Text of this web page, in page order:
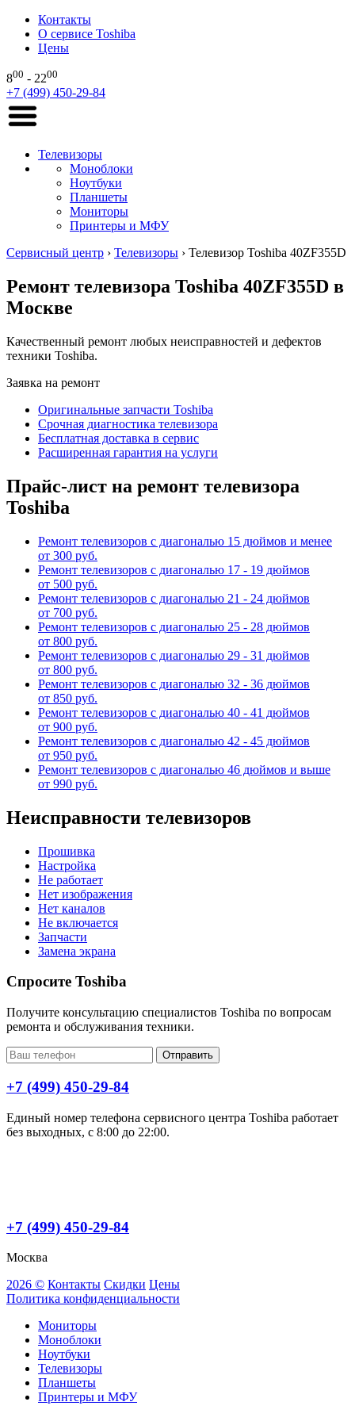
Контакты
О сервисе Toshiba
Цены
800 - 2200
+7 (499) 450-29-84
Телевизоры
Моноблоки
Ноутбуки
Планшеты
Мониторы
Принтеры и МФУ
Сервисный центр › Телевизоры › Телевизор Toshiba 40ZF355D
Ремонт телевизора Toshiba 40ZF355D в
Москве
Качественный ремонт любых неисправностей и дефектов
техники Toshiba.
Заявка на ремонт
Оригинальные запчасти Toshiba
Срочная диагностика телевизора
Бесплатная доставка в сервис
Расширенная гарантия на услуги
Прайс-лист на ремонт телевизора
Toshiba
Ремонт телевизоров с диагональю 15 дюймов и менее
от 300 руб.
Ремонт телевизоров с диагональю 17 - 19 дюймов
от 500 руб.
Ремонт телевизоров с диагональю 21 - 24 дюймов
от 700 руб.
Ремонт телевизоров с диагональю 25 - 28 дюймов
от 800 руб.
Ремонт телевизоров с диагональю 29 - 31 дюймов
от 800 руб.
Ремонт телевизоров с диагональю 32 - 36 дюймов
от 850 руб.
Ремонт телевизоров с диагональю 40 - 41 дюймов
от 900 руб.
Ремонт телевизоров с диагональю 42 - 45 дюймов
от 950 руб.
Ремонт телевизоров с диагональю 46 дюймов и выше
от 990 руб.
Неисправности телевизоров
Прошивка
Настройка
Не работает
Нет изображения
Нет каналов
Не включается
Запчасти
Замена экрана
Спросите Toshiba
Получите консультацию специалистов Toshiba по вопросам
ремонта и обслуживания техники.
Отправить
+7 (499) 450-29-84
Единый номер телефона сервисного центра Toshiba работает
без выходных, с 8:00 до 22:00.
+7 (499) 450-29-84
Москва
2026 © Контакты Скидки Цены
Политика конфиденциальности
Мониторы
Моноблоки
Ноутбуки
Телевизоры
Планшеты
Принтеры и МФУ